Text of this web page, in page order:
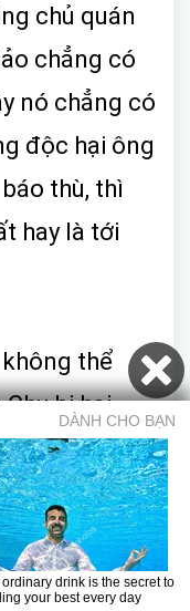
Chương sau Truyện ma
chủ quán
chẳng có
nó chẳng có
độc hại ông
thù, thì
hay là tới
thể
bị hại
thể chỉ là
Vũ Cường
Chu chính
và Du